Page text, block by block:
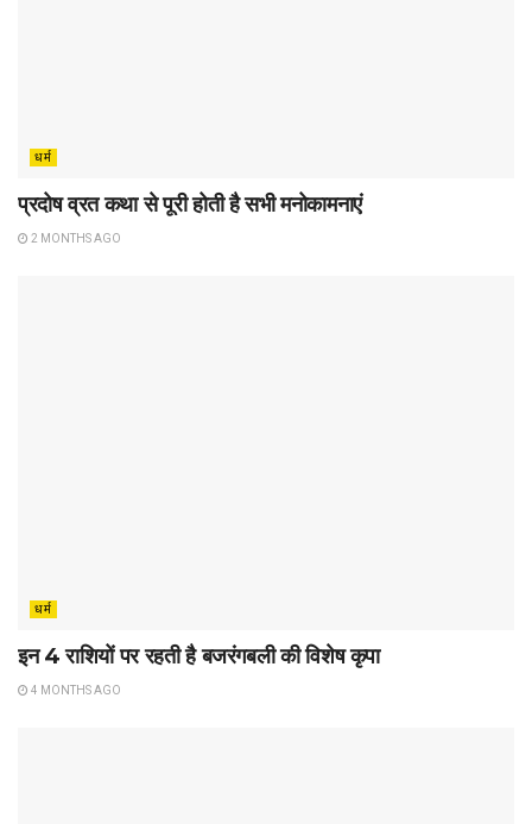
धर्म
प्रदोष व्रत कथा से पूरी होती है सभी मनोकामनाएं
2 MONTHS AGO
धर्म
इन 4 राशियों पर रहती है बजरंगबली की विशेष कृपा
4 MONTHS AGO